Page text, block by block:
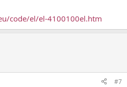
code/el/el-4100100el.htm
#7